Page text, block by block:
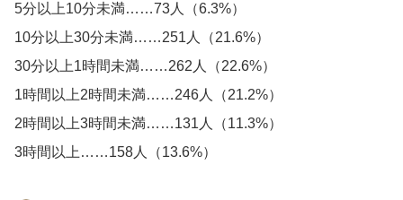
5分以上10分未満……73人（6.3%）
10分以上30分未満……251人（21.6%）
30分以上1時間未満……262人（22.6%）
1時間以上2時間未満……246人（21.2%）
2時間以上3時間未満……131人（11.3%）
3時間以上……158人（13.6%）